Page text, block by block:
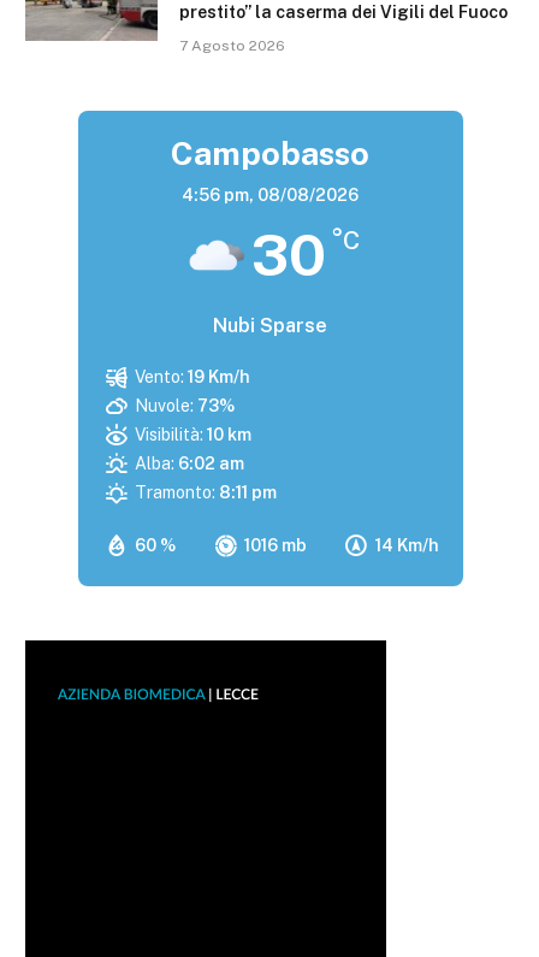
prestito” la caserma dei Vigili del Fuoco
7 Agosto 2026
Campobasso
4:56 pm, 08/08/2026
30 °C
Nubi Sparse
60 % 1016 mb 14 Km/h
Vento: 19 Km/h
Nuvole: 73%
Visibilità: 10 km
Alba: 6:02 am
Tramonto: 8:11 pm